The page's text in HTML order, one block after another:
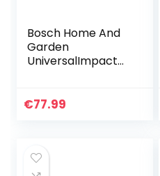
Bosch Home And
Garden
UniversalImpact
(800 W, In Koffer,
€77.99